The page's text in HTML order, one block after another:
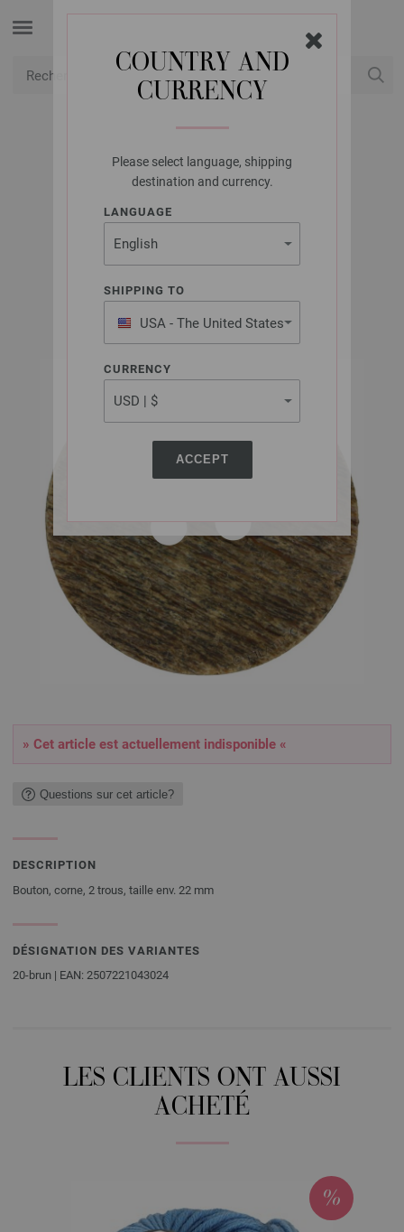
COUNTRY AND
CURRENCY
Please select language, shipping
destination and currency.
LANGUAGE
SHIPPING TO
USA - The United States
of America
CURRENCY
ACCEPT
UNION KNOPF
UNION KNOPF
44840/22MM
» Cet article est actuellement indisponible «
Questions sur cet article?
DESCRIPTION
Bouton, corne, 2 trous, taille env. 22 mm
DÉSIGNATION DES VARIANTES
20-brun | EAN: 2507221043024
LES CLIENTS ONT AUSSI
ACHETÉ